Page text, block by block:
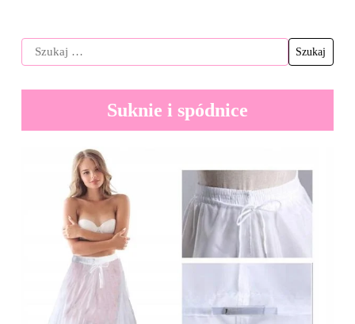
Suknie i spódnice